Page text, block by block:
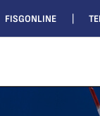
FISGONLINE